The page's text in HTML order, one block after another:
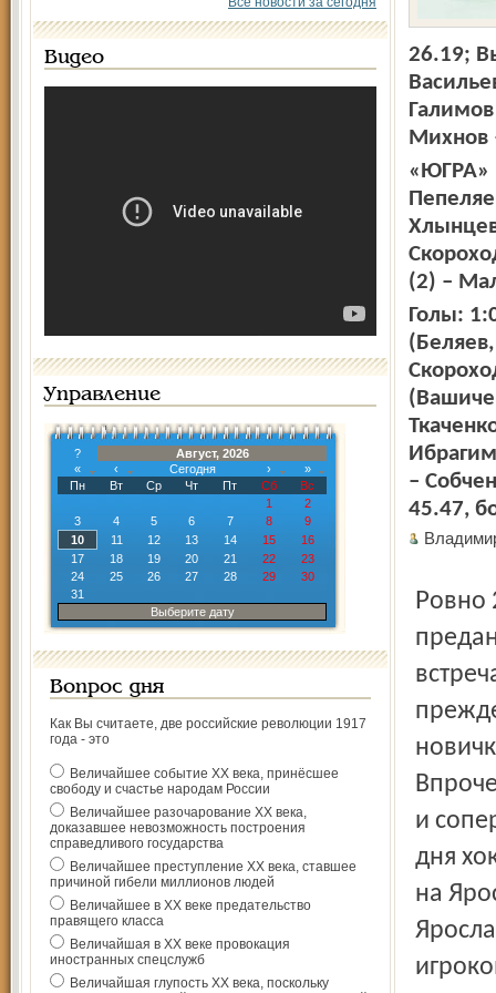
Видео
Управление
?
Август, 2026
«
‹ Сегодня ›
»
Пн
Вт Ср Чт Пт Сб
Вс
1
2
3
4 5 6 7 8
9
10
11 12 13 14 15
16
17
18 19 20 21 22
23
24
25 26 27 28 29
30
31
Выберите дату
Вопрос дня
Как Вы считаете, две российские революции 1917
года - это
Величайшее событие ХХ века, принёсшее
свободу и счастье народам России
Величайшее разочарование ХХ века,
доказавшее невозможность построения
справедливого государства
Величайшее преступление ХХ века, ставшее
причиной гибели миллионов людей
Величайшее в ХХ веке предательство
правящего класса
Величайшая в ХХ веке провокация
иностранных спецслужб
Величайшая глупость ХХ века, поскольку
26.19;
Михнов
«ЮГРА»
(2) –
Голы:
–
45.47,
Ровно 22 дня ждали встречи с любимой командой
и
дня
на